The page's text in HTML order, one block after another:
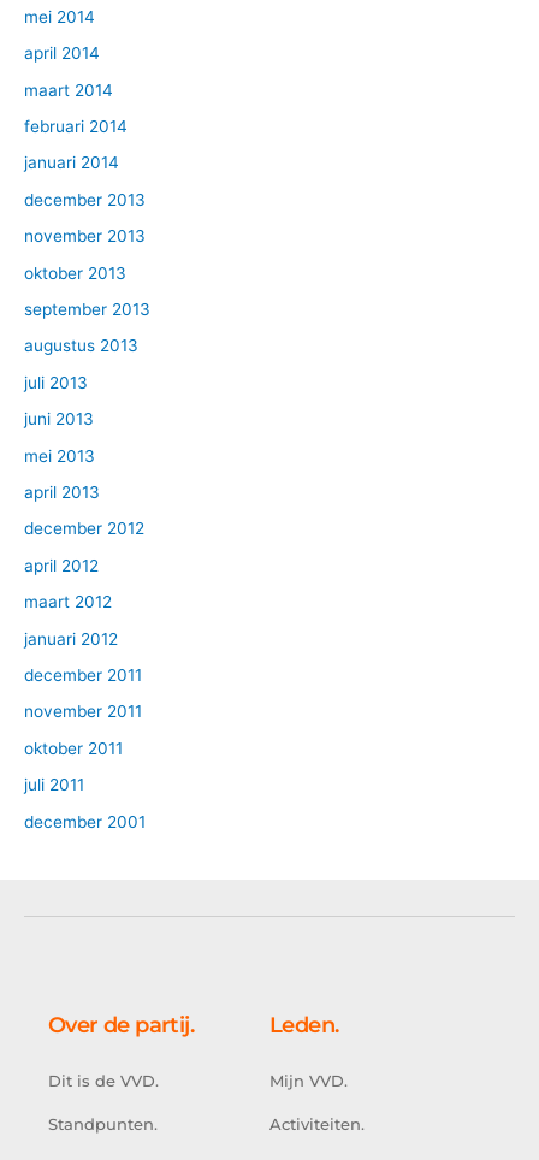
mei 2014
april 2014
maart 2014
februari 2014
januari 2014
december 2013
november 2013
oktober 2013
september 2013
augustus 2013
juli 2013
juni 2013
mei 2013
april 2013
december 2012
april 2012
maart 2012
januari 2012
december 2011
november 2011
oktober 2011
juli 2011
december 2001
Over de partij.
Dit is de VVD.
Standpunten.
Leden.
Mijn VVD.
Activiteiten.